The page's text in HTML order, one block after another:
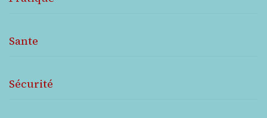
Sante
Sécurité